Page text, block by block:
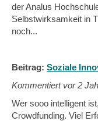
der Analus
Selbstwirksamkeit in
noch...
Beitrag: Soziale
Kommentiert vor2
Wer sooo intelligent
Crowdfunding. Viel